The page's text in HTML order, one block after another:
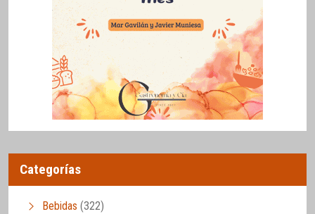
Categorías
Bebidas (322)